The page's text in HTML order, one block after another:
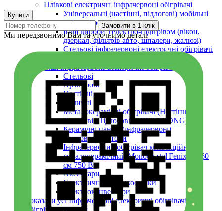
Плівкові електричні інфрачервоні обігрівачі
Універсальні (настінні, підлогові) мобільні
плівкові обігрівачі
Інші вироби з електро-підігрівом (вікон,
дзеркал, фільтрів авто, шпалери, жалюзі)
Стельові інфрачервоні електричні обігрівачі
60х60 см (в підвісну стелю Armstrong)
Інші інфрачервоні електричні обігрівачі
Стельові
Армстронг
Настінні
Вуличні
Металокерамічні обігрівачі (Настінні,
Стельові, Підлогові, ARMSTRONG)
Керамічні панелі (інфрачервоні)
Тепловентилятори
Інфрачервоний обігрівач конвекційний
металокерамічний Monocrystal Fenix 60x60
см 750 Вт
Аксесуари
Електричні рушникосушки
Електроконвектори
Показати усі Інфрачервоні електричні обігрівачі
Обігрів та сушіння
Купити
Замовити в 1 клік
Ми передзвонимо Вам та уточнимо деталі